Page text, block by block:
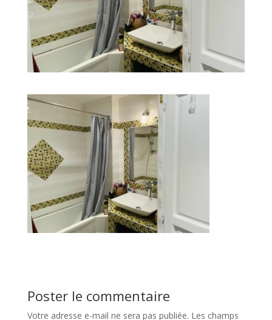
Poster le commentaire
Votre adresse e-mail ne sera pas publiée. Les champs